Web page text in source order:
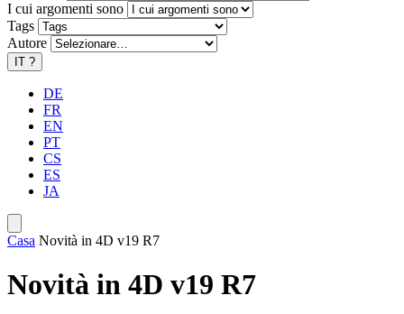
I cui argomenti sono
Tags
Autore
IT ?
DE
FR
EN
PT
CS
ES
JA
Casa Novità in 4D v19 R7
Novità in 4D v19 R7